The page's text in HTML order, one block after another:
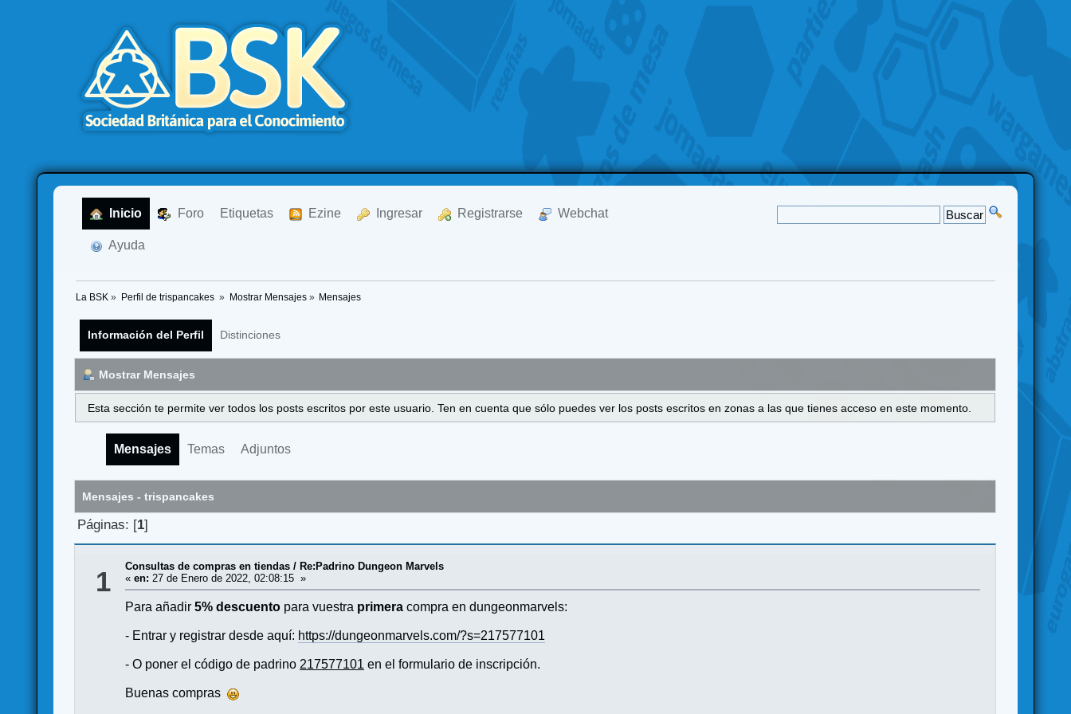
Inicio Foro Etiquetas Ezine Ingresar Registrarse Webchat
Ayuda
La BSK » Perfil de trispancakes » Mostrar Mensajes» Mensajes
Información del Perfil Distinciones
Mostrar Mensajes
Esta sección te permite ver todos los posts escritos por este usuario. Ten en cuenta que sólo puedes ver los posts escritos en zonas a las que tienes acceso en este momento.
Mensajes Temas Adjuntos
Mensajes - trispancakes
Páginas: [1]
1 Consultas de compras en tiendas / Re:Padrino Dungeon Marvels
«en: 27 de Enero de 2022, 02:08:15 »
Para añadir5% descuento para vuestra primera compra en dungeonmarvels:
- Entrar y registrar desde aquí: https://dungeonmarvels.com/?s=217577101
- O poner el código de padrino 217577101 en el formulario de inscripción.
Buenas compras